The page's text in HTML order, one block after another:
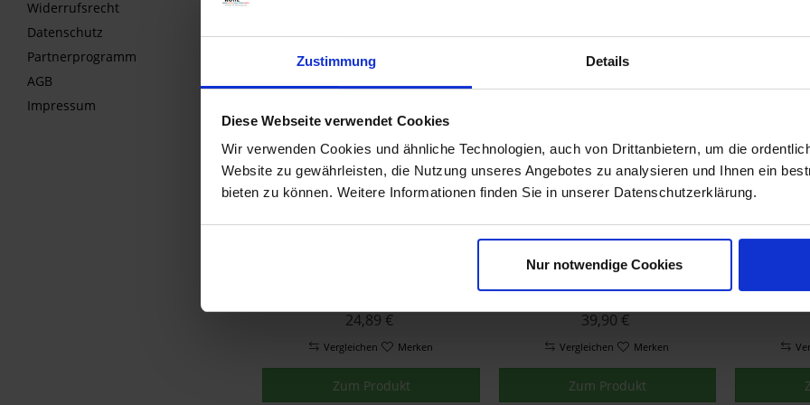
Zustimmung Details
Diese Webseite verwendet Cookies
Wir verwenden Cookies und ähnliche Technologien, auch von Drittanbietern, um die
Website zu gewährleisten, die Nutzung unseres Angebotes zu analysieren und Ihnen ein
bieten zu können. Weitere Informationen finden Sie in unserer Datenschutzerklärung.
Nur notwendige Cookies
Widerrufsrecht
Datenschutz
Partnerprogramm
AGB
Impressum
Zum Produkt Zum Produkt
Set
24,89 €
Vergleichen Merken
Zum Produkt
Wunderlich Adapter für SP-
Connect an
Stummellenker - silber
39,90 €
Vergleichen Merken
Zum Produkt